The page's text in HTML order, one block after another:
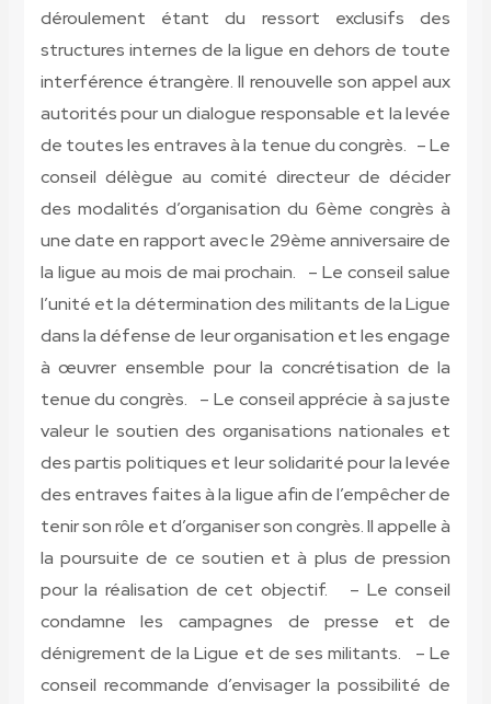
déroulement étant du ressort exclusifs des
structures internes de la ligue en dehors de toute
interférence étrangère. Il renouvelle son appel aux
autorités pour un dialogue responsable et la levée
de toutes les entraves à la tenue du congrès. – Le
conseil délègue au comité directeur de décider
des modalités d’organisation du 6ème congrès à
une date en rapport avec le 29ème anniversaire de
la ligue au mois de mai prochain. – Le conseil salue
l’unité et la détermination des militants de la Ligue
dans la défense de leur organisation et les engage
à œuvrer ensemble pour la concrétisation de la
tenue du congrès. – Le conseil apprécie à sa juste
valeur le soutien des organisations nationales et
des partis politiques et leur solidarité pour la levée
des entraves faites à la ligue afin de l’empêcher de
tenir son rôle et d’organiser son congrès. Il appelle à
la poursuite de ce soutien et à plus de pression
pour la réalisation de cet objectif. – Le conseil
condamne les campagnes de presse et de
dénigrement de la Ligue et de ses militants. – Le
conseil recommande d’envisager la possibilité de